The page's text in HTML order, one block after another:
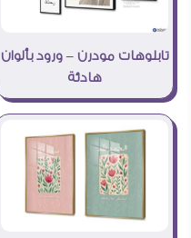
تابلوهات مودرن – ورود بألوان
هادئة